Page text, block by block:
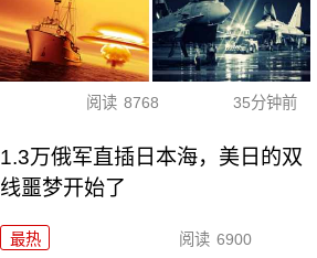
阅读 8768 35分钟前
1.3万俄军直插日本海，美日的双
线噩梦开始了
最热 阅读 6900